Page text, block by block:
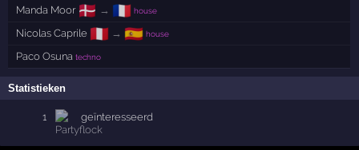
Manda Moor 🇩🇰 → 🇫🇷 house
Nicolas Caprile 🇵🇪 → 🇪🇸 house
Paco Osuna techno
Statistieken
1 geïnteresseerd